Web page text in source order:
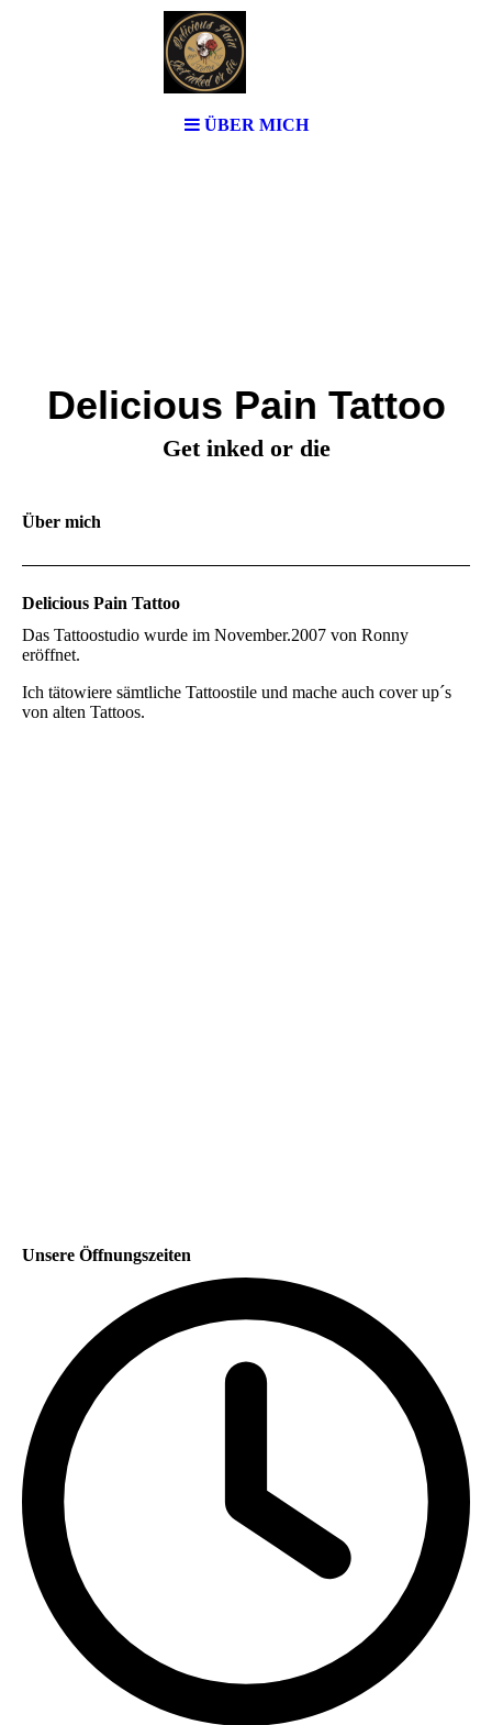
ÜBER MICH
Delicious Pain Tattoo
Get inked or die
Über mich
Delicious Pain Tattoo
Das Tattoostudio wurde im November.2007 von Ronny
eröffnet.
Ich tätowiere sämtliche Tattoostile und mache auch cover up´s
von alten Tattoos.
Unsere Öffnungszeiten